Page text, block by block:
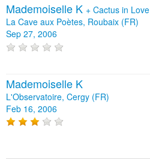
Mademoiselle K + Cactus in Love
La Cave aux Poètes, Roubaix (FR)
Sep 27, 2006
Mademoiselle K
L'Observatoire, Cergy (FR)
Feb 16, 2006